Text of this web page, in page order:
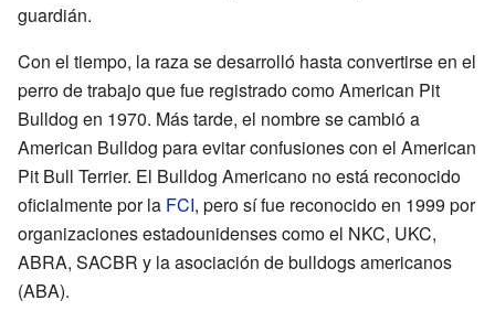
guardián.
Con el tiempo, la raza se desarrolló hasta convertirse en el
perro de trabajo que fue registrado como American Pit
Bulldog en 1970. Más tarde, el nombre se cambió a
American Bulldog para evitar confusiones con el American
Pit Bull Terrier. El Bulldog Americano no está reconocido
oficialmente por la FCI, pero sí fue reconocido en 1999 por
organizaciones estadounidenses como el NKC, UKC,
ABRA, SACBR y la asociación de bulldogs americanos
(ABA).